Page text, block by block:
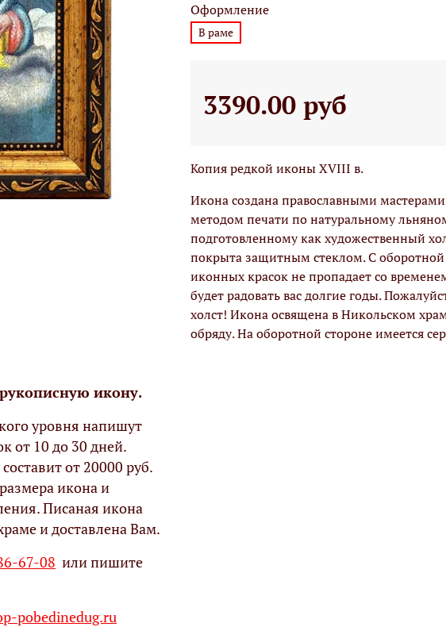
Оформление
В раме
3390.00 руб
Копия редкой иконы XVIII в.
Икона создана православными
методом печати по натуральному
подготовленному как художественный
покрыта защитным стеклом. С оборотной
иконных красок не пропадает со
будет радовать вас долгие годы.
холст! Икона освящена в Никольском
обряду. На оборотной стороне имеется
икону.
уровня напишут
от 10 до 30 дней.
от 20000 руб.
икона и
Писаная икона
и доставлена Вам.
67-08 или пишите
pobedinedug.ru